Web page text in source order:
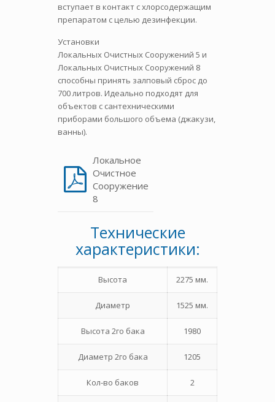
вступает в контакт с хлорсодержащим
препаратом с целью дезинфекции.
Установки
Локальных Очистных Сооружений 5 и
Локальных Очистных Сооружений 8
способны принять залповый сброс до
700 литров. Идеально подходят для
объектов с сантехническими
приборами большого объема (джакузи,
ванны).
Локальное
Очистное
Сооружение
8
Технические
характеристики:
Высота 2275 мм.
Диаметр 1525 мм.
Высота 2го бака 1980
Диаметр 2го бака 1205
Кол-во баков 2